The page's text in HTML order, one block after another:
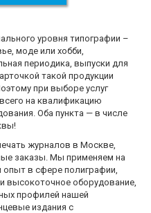
уровня типографии –
моде или хобби,
периодика, выпуски для
такой продукции
при выборе услуг
на квалификацию
Оба пункта — в числе
журналов в Москве,
заказы. Мы применяем на
опыт в сфере полиграфии,
высокоточное оборудование,
профилей нашей
издания с